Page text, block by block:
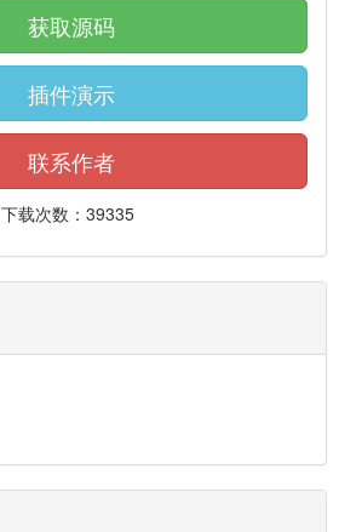
获取源码
插件演示
联系作者
下载次数：39335